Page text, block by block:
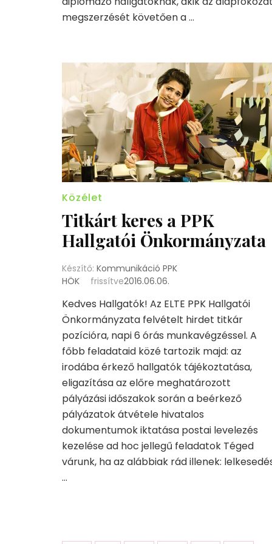
megszerzését követően a …
Közélet
Titkárt keres a PPK
Hallgatói Önkormányzata
Készítő: Kommunikáció PPK
HÖK
frissítve2016.06.06.
Kedves Hallgatók! Az ELTE PPK Hallgatói
Önkormányzata felvételt hirdet titkár
pozícióra, napi 6 órás munkavégzéssel. A
főbb feladataid közé tartozik majd: az
irodába érkező hallgatók tájékoztatása,
eligazítása az előre meghatározott
pályázási időszakok során a beérkező
pályázatok átvétele hivatalos
dokumentumok iktatása postai levelezés
kezelése ad hoc jellegű feladatok Téged
várunk, ha az alábbiak rád illenek:
…